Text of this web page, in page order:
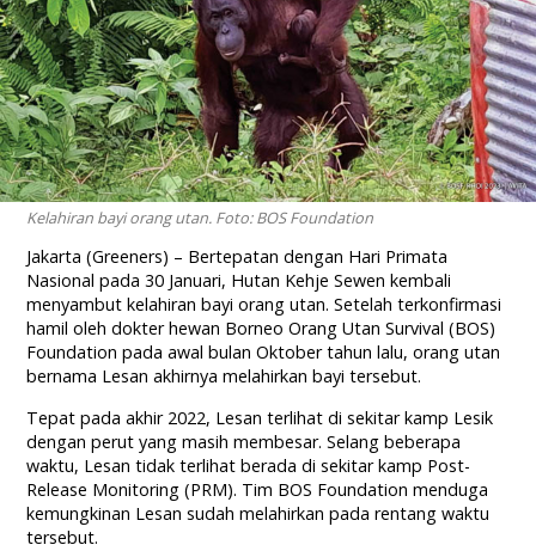
Kelahiran bayi orang utan. Foto: BOS Foundation
Jakarta (Greeners) – Bertepatan dengan Hari Primata
Nasional pada 30 Januari, Hutan Kehje Sewen kembali
menyambut kelahiran bayi orang utan. Setelah terkonfirmasi
hamil oleh dokter hewan Borneo Orang Utan Survival (BOS)
Foundation pada awal bulan Oktober tahun lalu, orang utan
bernama Lesan akhirnya melahirkan bayi tersebut.
Tepat pada akhir 2022, Lesan terlihat di sekitar kamp Lesik
dengan perut yang masih membesar. Selang beberapa
waktu, Lesan tidak terlihat berada di sekitar kamp Post-
Release Monitoring (PRM). Tim BOS Foundation menduga
kemungkinan Lesan sudah melahirkan pada rentang waktu
tersebut.